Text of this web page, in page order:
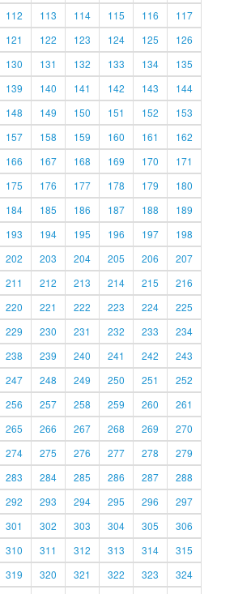
112 113 114 115 116
117
121 122 123 124 125
126
130 131 132 133 134
135
139 140 141 142 143
144
148 149 150 151 152
153
157 158 159 160 161
162
166 167 168 169 170
171
175 176 177 178 179
180
184 185 186 187 188
189
193 194 195 196 197
198
202 203 204 205 206
207
211 212 213 214 215
216
220 221 222 223 224
225
229 230 231 232 233
234
238 239 240 241 242
243
247 248 249 250 251
252
256 257 258 259 260
261
265 266 267 268 269
270
274 275 276 277 278
279
283 284 285 286 287
288
292 293 294 295 296
297
301 302 303 304 305
306
310 311 312 313 314
315
319 320 321 322 323
324